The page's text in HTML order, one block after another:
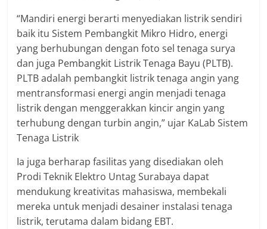
“Mandiri energi berarti menyediakan listrik sendiri
baik itu Sistem Pembangkit Mikro Hidro, energi
yang berhubungan dengan foto sel tenaga surya
dan juga Pembangkit Listrik Tenaga Bayu (PLTB).
PLTB adalah pembangkit listrik tenaga angin yang
mentransformasi energi angin menjadi tenaga
listrik dengan menggerakkan kincir angin yang
terhubung dengan turbin angin,” ujar KaLab Sistem
Tenaga Listrik
Ia juga berharap fasilitas yang disediakan oleh
Prodi Teknik Elektro Untag Surabaya dapat
mendukung kreativitas mahasiswa, membekali
mereka untuk menjadi desainer instalasi tenaga
listrik, terutama dalam bidang EBT.